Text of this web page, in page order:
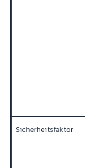
Sicherheitsfaktor